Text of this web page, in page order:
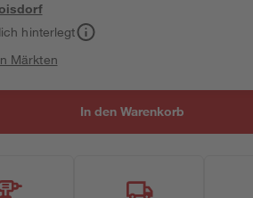
hinterlegt
Märkten
In den Warenkorb